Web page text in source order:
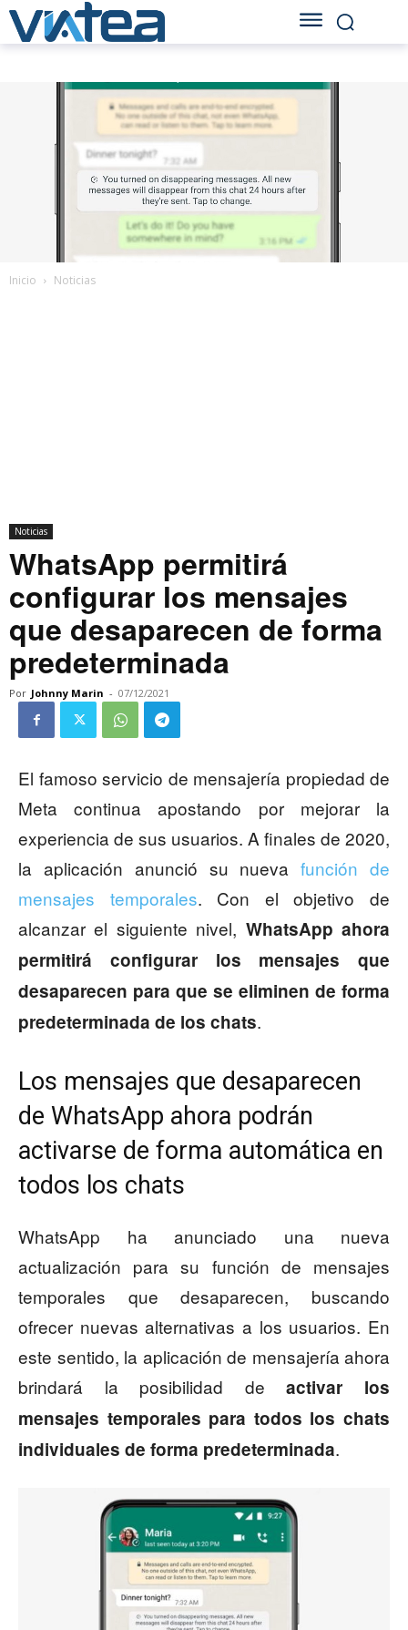
Inicio Noticias
Noticias
WhatsApp permitirá
configurar los mensajes
que desaparecen de forma
predeterminada
Por Johnny Marin - 07/12/2021
El famoso servicio de mensajería propiedad de
Meta continua apostando por mejorar la
experiencia de sus usuarios. A finales de 2020,
la aplicación anunció su nuevafunción de
mensajes temporales. Con el objetivo de
alcanzar el siguiente nivel, WhatsApp ahora
permitirá configurar los mensajes que
desaparecen para que se eliminen de forma
predeterminada de los chats.
Los mensajes que desaparecen
de WhatsApp ahora podrán
activarse de forma automática en
todos los chats
WhatsApp ha anunciado una nueva
actualización para su función de mensajes
temporales que desaparecen, buscando
ofrecer nuevas alternativas a los usuarios. En
este sentido, la aplicación de mensajería ahora
brindará la posibilidad deactivar los
mensajes temporales para todos los chats
individuales de forma predeterminada.